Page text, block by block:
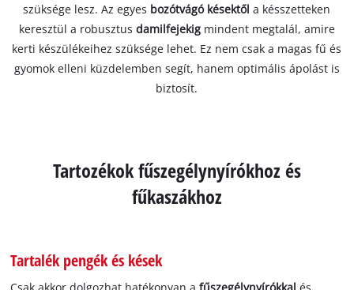
szüksége lesz. Az egyes bozótvágó késektőla késszetteken
keresztül a robusztus damilfejekig mindent megtalál, amire
kerti készülékeihez szüksége lehet. Ez nem csak a magas fű és
gyomok elleni küzdelemben segít, hanem optimális ápolást is
biztosít.
Tartozékok fűszegélynyírókhoz és
fűkaszákhoz
Tartalék pengék és kések